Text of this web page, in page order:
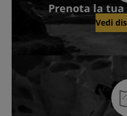
Prenota la
Vedi